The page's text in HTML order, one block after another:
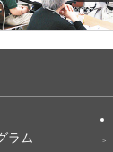
ラム